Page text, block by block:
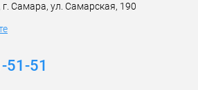
Самара, ул. Самарская, 190
51-51